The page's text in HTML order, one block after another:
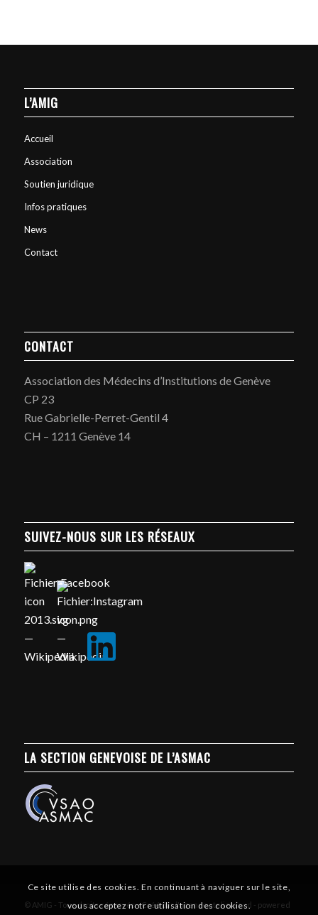
L’AMIG
Accueil
Association
Soutien juridique
Infos pratiques
News
Contact
CONTACT
Association des Médecins d’Institutions de Genève
CP 23
Rue Gabrielle-Perret-Gentil 4
CH – 1211 Genève 14
SUIVEZ-NOUS SUR LES RÉSEAUX
LA SECTION GENEVOISE DE L’ASMAC
© AMIG - Tous droits réservés - Créé par l'agence atelierssud - powered
Ce site utilise des cookies. En continuant à naviguer sur le site,
vous acceptez notre utilisation des cookies.